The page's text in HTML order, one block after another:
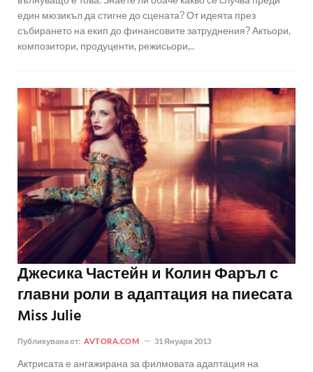
един мюзикъл да стигне до сцената? От идеята през
събирането на екип до финансовите затруднения? Актьори,
композитори, продуценти, режисьори,..
Джесика Частейн и Колин Фаръл с
главни роли в адаптация на пиесата
Miss Julie
Публикувана от: AVTORA.COM 31 Януари 2013
Актрисата е ангажирана за филмовата адаптация на